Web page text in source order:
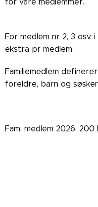
For medlem nr 2, 3
ekstra pr medlem.
Familiemedlem
foreldre, barn og
Fam. medlem 2026: 200